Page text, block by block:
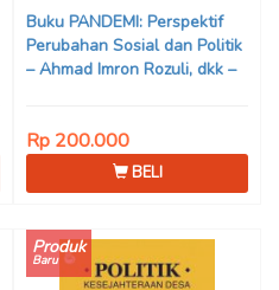
Buku PANDEMI: Perspektif
Perubahan Sosial dan Politik
– Ahmad Imron Rozuli, dkk –
Rp 200.000
BELI
Produk
Baru